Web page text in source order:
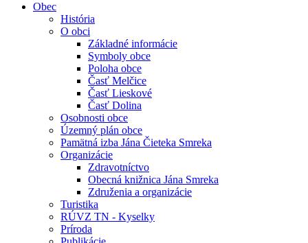
Obec
História
O obci
Základné informácie
Symboly obce
Poloha obce
Časť Melčice
Časť Lieskové
Časť Dolina
Osobnosti obce
Územný plán obce
Pamätná izba Jána Čieteka Smreka
Organizácie
Zdravotníctvo
Obecná knižnica Jána Smreka
Združenia a organizácie
Turistika
RÚVZ TN - Kyselky
Príroda